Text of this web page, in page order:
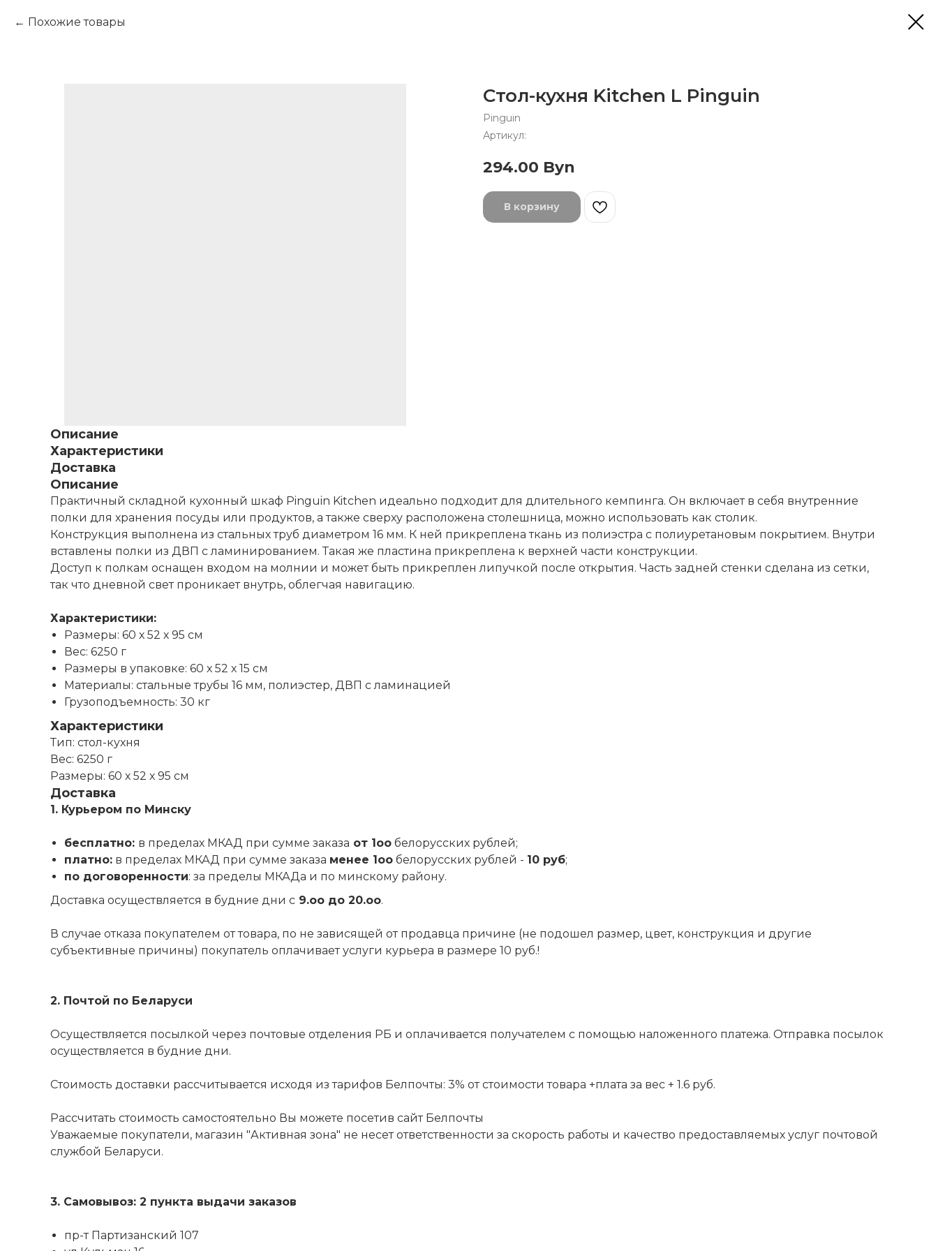
Похожие товары
Стол-кухня Kitchen L Pinguin
Pinguin
Артикул:
294.00 Byn
В корзину
Описание
Характеристики
Доставка
Описание
Практичный складной кухонный шкаф Pinguin Kitchen идеально подходит для длительного кемпинга. Он включает в себя внутренние
полки для хранения посуды или продуктов, а также сверху расположена столешница, можно использовать как столик.
Конструкция выполнена из стальных труб диаметром 16 мм. К ней прикреплена ткань из полиэстра с полиуретановым покрытием. Внутри
вставлены полки из ДВП с ламинированием. Такая же пластина прикреплена к верхней части конструкции.
Доступ к полкам оснащен входом на молнии и может быть прикреплен липучкой после открытия. Часть задней стенки сделана из сетки,
так что дневной свет проникает внутрь, облегчая навигацию.
Характеристики:
Размеры: 60 х 52 х 95 см
Вес: 6250 г
Размеры в упаковке: 60 х 52 х 15 см
Материалы: стальные трубы 16 мм, полиэстер, ДВП с ламинацией
Грузоподъемность: 30 кг
Характеристики
Тип: стол-кухня
Вес: 6250 г
Размеры: 60 х 52 х 95 см
Доставка
1. Курьером по Минску
бесплатно: в пределах МКАД при сумме заказа от 1оо белорусских рублей;
платно: в пределах МКАД при сумме заказа менее 1оо белорусских рублей - 10 руб;
по договоренности: за пределы МКАДа и по минскому району.
Доставка осуществляется в будние дни с 9.оо до 20.оо.
В случае отказа покупателем от товара, по не зависящей от продавца причине (не подошел размер, цвет, конструкция и другие
субъективные причины) покупатель оплачивает услуги курьера в размере 10 руб.!
2. Почтой по Беларуси
Осуществляется посылкой через почтовые отделения РБ и оплачивается получателем с помощью наложенного платежа. Отправка посылок
осуществляется в будние дни.
Стоимость доставки рассчитывается исходя из тарифов Белпочты: 3% от стоимости товара +плата за вес + 1.6 руб.
Рассчитать стоимость самостоятельно Вы можете посетив сайт Белпочты
Уважаемые покупатели, магазин "Активная зона" не несет ответственности за скорость работы и качество предоставляемых услуг почтовой
службой Беларуси.
3. Самовывоз: 2 пункта выдачи заказов
пр-т Партизанский 107